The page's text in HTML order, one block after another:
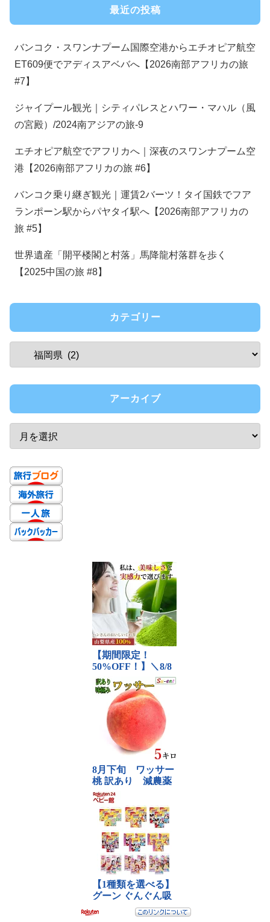
最近の投稿
バンコク・スワンナプーム国際空港からエチオピア航空
ET609便でアディスアベバへ【2026南部アフリカの旅
#7】
ジャイプール観光｜シティパレスとハワー・マハル（風
の宮殿）/2024南アジアの旅-9
エチオピア航空でアフリカへ｜深夜のスワンナプーム空
港【2026南部アフリカの旅 #6】
バンコク乗り継ぎ観光｜運賃2バーツ！タイ国鉄でフア
ランポーン駅からパヤタイ駅へ【2026南部アフリカの
旅 #5】
世界遺産「開平楼閣と村落」馬降龍村落群を歩く
【2025中国の旅 #8】
カテゴリー
アーカイブ